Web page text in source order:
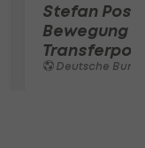
Stefan
Bewegung
Deutsche